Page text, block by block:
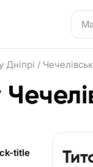
Дніпрі /
title